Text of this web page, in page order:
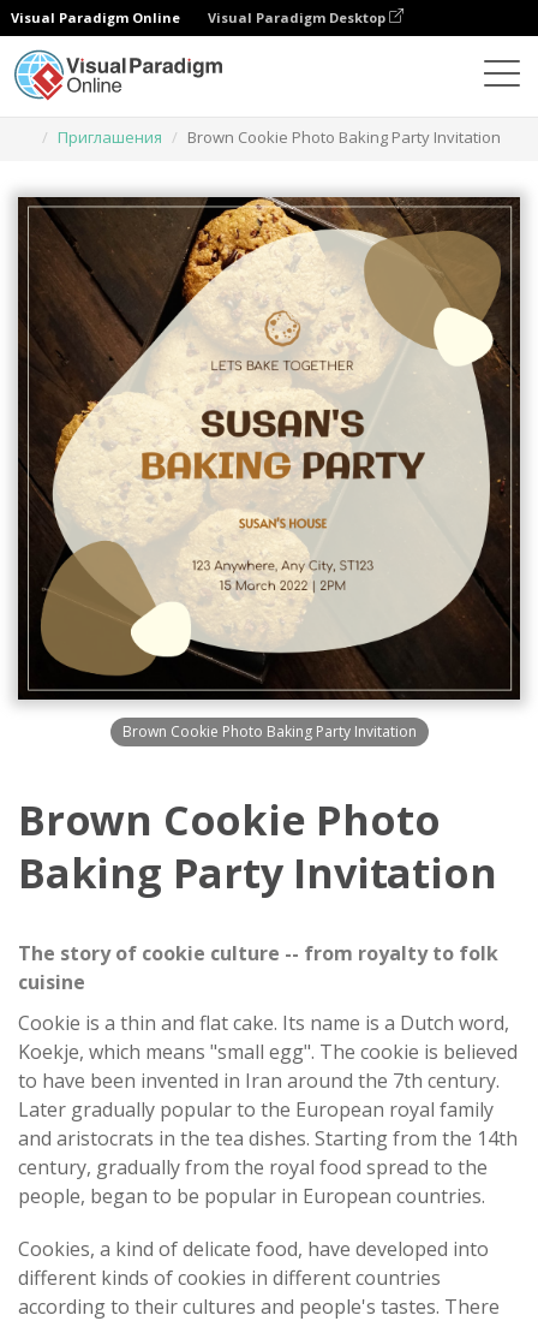
Visual Paradigm Online Visual Paradigm Desktop
Приглашения
Brown Cookie Photo Baking Party Invitation
Brown Cookie Photo Baking Party Invitation
Brown Cookie Photo
Baking Party Invitation
The story of cookie culture -- from royalty to folk
cuisine
Cookie is a thin and flat cake. Its name is a Dutch word,
Koekje, which means "small egg". The cookie is believed
to have been invented in Iran around the 7th century.
Later gradually popular to the European royal family
and aristocrats in the tea dishes. Starting from the 14th
century, gradually from the royal food spread to the
people, began to be popular in European countries.
Cookies, a kind of delicate food, have developed into
different kinds of cookies in different countries
according to their cultures and people's tastes. There